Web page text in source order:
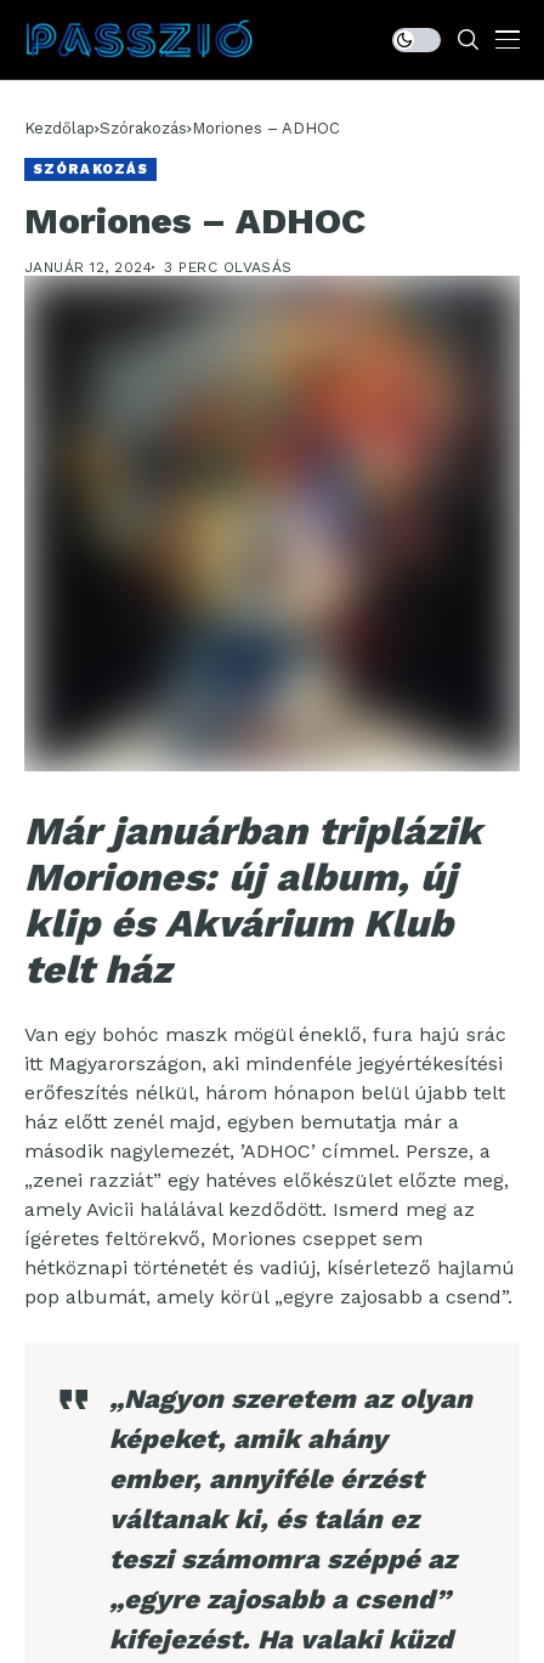
Kezdőlap Szórakozás Moriones – ADHOC
SZÓRAKOZÁS
Moriones – ADHOC
JANUÁR 12, 2024 3 PERC OLVASÁS
Már januárban triplázik
Moriones: új album, új
klip és Akvárium Klub
telt ház
Van egy bohóc maszk mögül éneklő, fura hajú srác
itt Magyarországon, aki mindenféle jegyértékesítési
erőfeszítés nélkül, három hónapon belül újabb telt
ház előtt zenél majd, egyben bemutatja már a
második nagylemezét, ’ADHOC’ címmel. Persze, a
„zenei razziát” egy hatéves előkészület előzte meg,
amely Avicii halálával kezdődött. Ismerd meg az
ígéretes feltörekvő, Moriones cseppet sem
hétköznapi történetét és vadiúj, kísérletező hajlamú
pop albumát, amely körül „egyre zajosabb a csend”.
„Nagyon szeretem az olyan
képeket, amik ahány
ember, annyiféle érzést
váltanak ki, és talán ez
teszi számomra széppé az
„egyre zajosabb a csend”
kifejezést. Ha valaki küzd